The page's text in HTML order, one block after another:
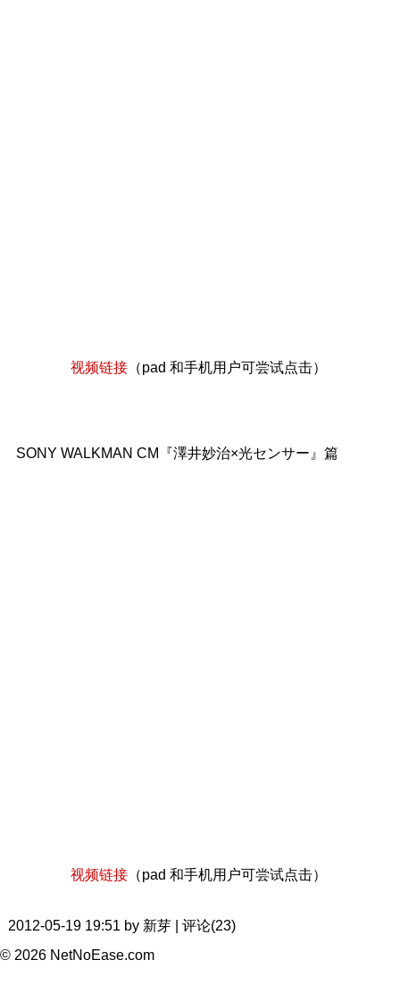
视频链接（pad 和手机用户可尝试点击）
SONY WALKMAN CM『澤井妙治×光センサー』篇
视频链接（pad 和手机用户可尝试点击）
2012-05-19 19:51 by 新芽 | 评论(23)
© 2026 NetNoEase.com